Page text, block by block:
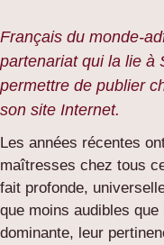
Français du monde-
partenariat qui la lie à
permettre de publier
son site Internet.
Les années récentes
maîtresses chez tous
fait profonde,
que moins audibles
dominante, leur